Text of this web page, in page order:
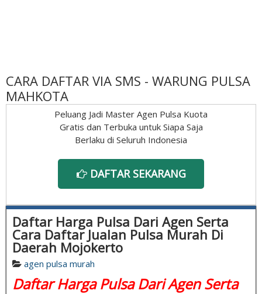
CARA DAFTAR VIA SMS - WARUNG PULSA
MAHKOTA
Peluang Jadi Master Agen Pulsa Kuota
Gratis dan Terbuka untuk Siapa Saja
Berlaku di Seluruh Indonesia
DAFTAR SEKARANG
Daftar Harga Pulsa Dari Agen Serta
Cara Daftar Jualan Pulsa Murah Di
Daerah Mojokerto
agen pulsa murah
Daftar Harga Pulsa Dari Agen Serta